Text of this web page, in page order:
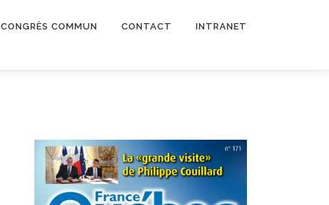
CONGRÈS COMMUN CONTACT INTRANET